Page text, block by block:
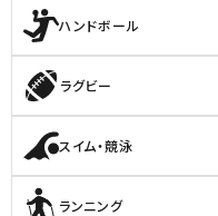
ハンドボール
ラグビー
スイム・競泳
ランニング